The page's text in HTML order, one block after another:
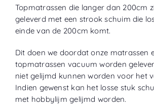
Topmatrassen die langer dan 200cm
geleverd met een strook schuim die
einde van de 200cm komt.
Dit doen we doordat onze matrassen
topmatrassen vacuum worden
niet gelijmd kunnen worden voor het
Indien gewenst kan het losse stuk
met hobbylijm gelijmd worden.